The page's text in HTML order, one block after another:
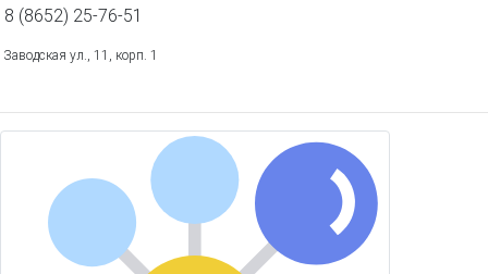
8 (8652) 25-76-51
Заводская ул., 11, корп. 1